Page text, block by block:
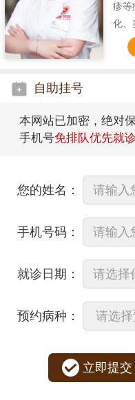
疹等
化、
自助挂号
本网站已加密，绝对
手机号免排队优先就
您的姓名：
手机号码：
就诊日期：
预约病种：
立即提交